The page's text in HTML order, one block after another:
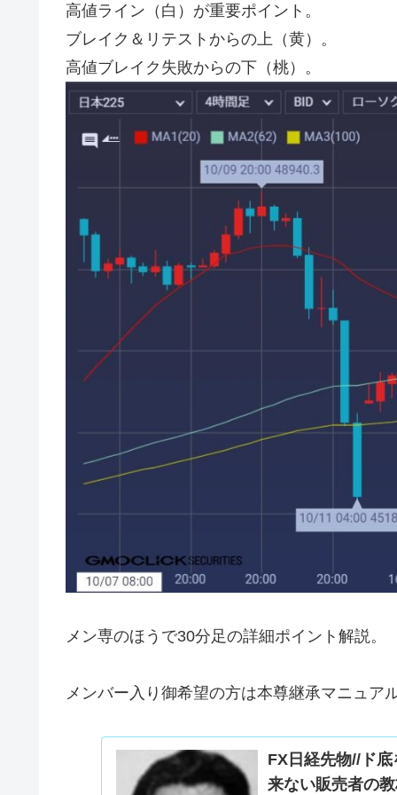
高値ライン（白）が重要ポイント。
ブレイク＆リテストからの上（黄）。
高値ブレイク失敗からの下（桃）。
メン専のほうで30分足の詳細ポイント解説。
メンバー入り御希望の方は本尊継承マニュア
FX日経先物//ド
来ない販売者の